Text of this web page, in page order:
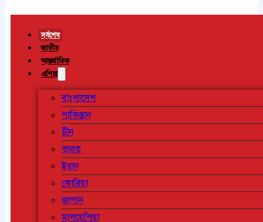
সর্বশেষ
জাতীয়
আন্তর্জাতিক
এশিয়া
বাংলাদেশ
পাকিস্তান
চীন
ভারত
ইরান
কোরিয়া
জাপান
মালয়েশিয়া